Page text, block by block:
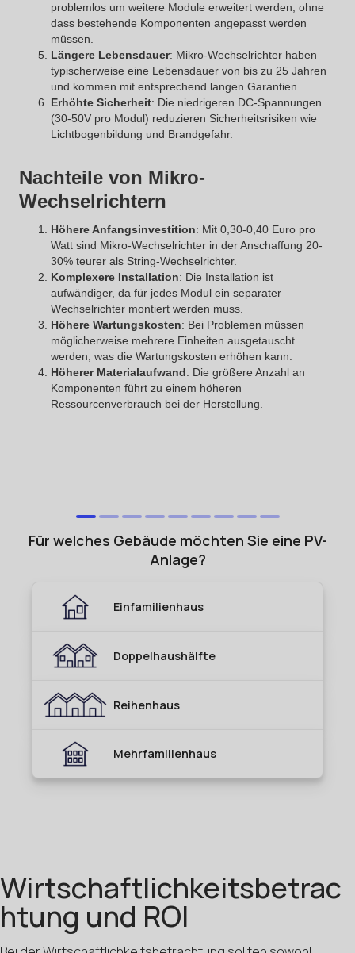
problemlos um weitere Module erweitert werden, ohne
dass bestehende Komponenten angepasst werden
müssen.
Längere Lebensdauer: Mikro-Wechselrichter haben
typischerweise eine Lebensdauer von bis zu 25 Jahren
und kommen mit entsprechend langen Garantien.
Erhöhte Sicherheit: Die niedrigeren DC-Spannungen
(30-50V pro Modul) reduzieren Sicherheitsrisiken wie
Lichtbogenbildung und Brandgefahr.
Nachteile von Mikro-
Wechselrichtern
Höhere Anfangsinvestition: Mit 0,30-0,40 Euro pro
Watt sind Mikro-Wechselrichter in der Anschaffung 20-
30% teurer als String-Wechselrichter.
Komplexere Installation: Die Installation ist
aufwändiger, da für jedes Modul ein separater
Wechselrichter montiert werden muss.
Höhere Wartungskosten: Bei Problemen müssen
möglicherweise mehrere Einheiten ausgetauscht
werden, was die Wartungskosten erhöhen kann.
Höherer Materialaufwand: Die größere Anzahl an
Komponenten führt zu einem höheren
Ressourcenverbrauch bei der Herstellung.
Wirtschaftlichkeitsbetrac
htung und ROI